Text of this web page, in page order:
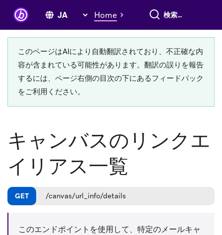
Home すべて検索
このページはAIにより自動翻訳されており、不正確な内
容が含まれている可能性があります。翻訳の誤りを報告
するには、ページ右側の目次の下にあるフィードバック
をご利用ください。
キャンバスのリンクエ
イリアス一覧
GET /canvas/url_info/details
このエンドポイントを使用して、特定のメールキャ